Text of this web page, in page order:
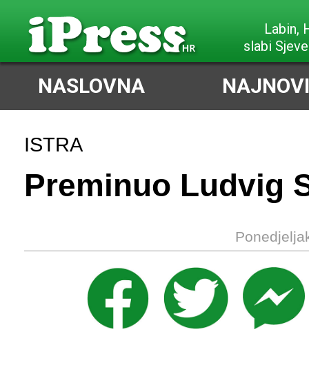
Labin,
slabi
NASLOVNA
ISTRA
Preminuo Ludvig